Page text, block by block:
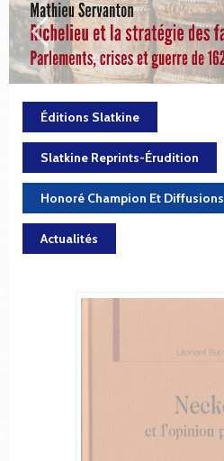
Éditions Slatkine
Slatkine Reprints-Érudition
Honoré Champion Et Diffusions
Actualités